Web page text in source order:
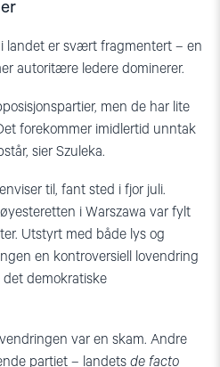
landet er svært fragmentert – en
autoritære ledere dominerer.
men de har lite
forekommer imidlertid unntak
sier Szuleka.
til, fant sted i fjor juli.
i Warszawa var fylt
Utstyrt med både lys og
en kontroversiell lovendring
det demokratiske
var en skam. Andre
partiet – landets de facto